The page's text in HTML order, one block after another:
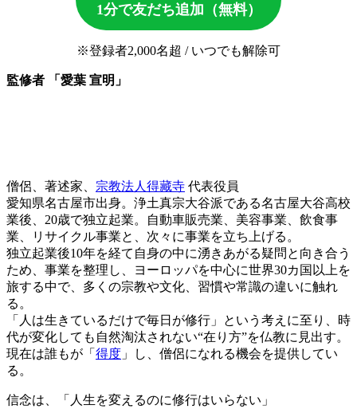
1分で友だち追加（無料）
※登録者2,000名超 / いつでも解除可
監修者 「愛葉 宣明」
僧侶、著述家、 宗教法人得藏寺 代表役員
愛知県名古屋市出身。浄土真宗大谷派である名古屋大谷高校
業後、20歳で独立起業。自動車販売業、美容事業、飲食事
業、リサイクル事業と、次々に事業を立ち上げる。
独立起業後10年を経て自身の中に湧きあがる疑問と向き合う
ため、事業を整理し、ヨーロッパを中心に世界30カ国以上を
旅する中で、多くの宗教や文化、習慣や常識の違いに触れ
る。
「人は生きているだけで毎日が修行」という考えに至り、時
代が変化しても自然淘汰されない“在り方”を仏教に見出す。
現在は誰もが「 得度 」し、僧侶になれる機会を提供してい
る。
信念は、「人生を変えるのに修行はいらない」